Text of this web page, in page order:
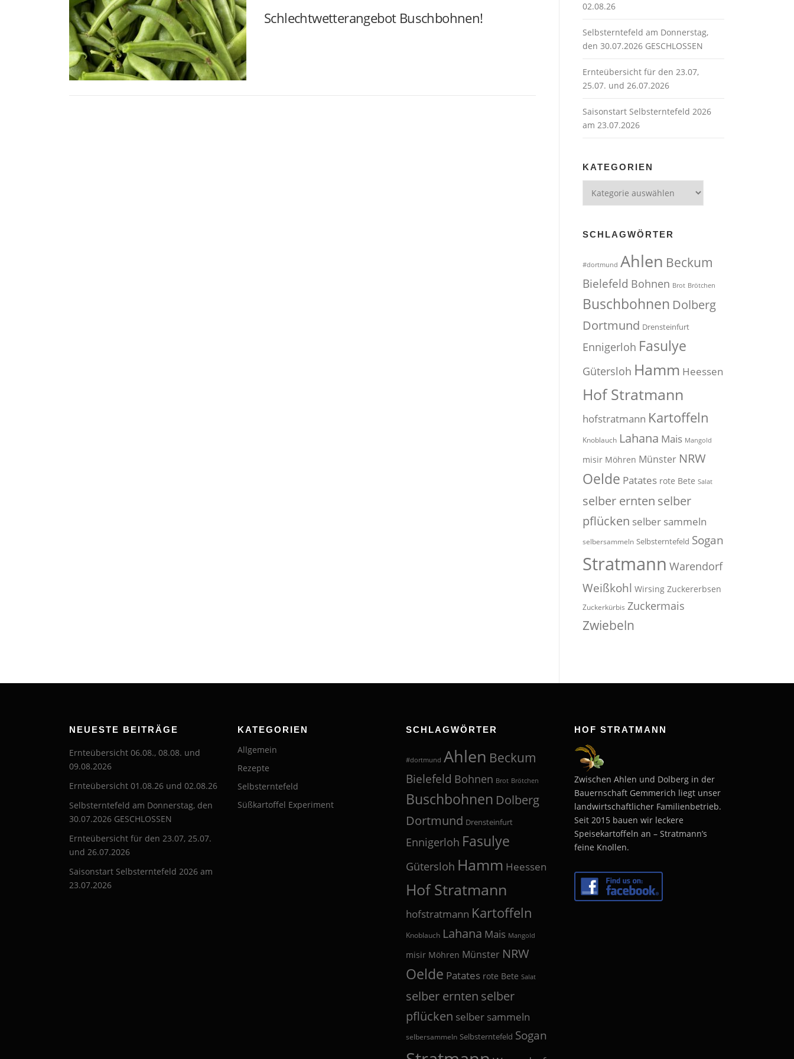
Schlechtwetterangebot Buschbohnen!
02.08.26
Selbsterntefeld am Donnerstag,
den 30.07.2026 GESCHLOSSEN
Ernteübersicht für den 23.07,
25.07. und 26.07.2026
Saisonstart Selbsterntefeld 2026
am 23.07.2026
KATEGORIEN
SCHLAGWÖRTER
#dortmund Ahlen Beckum
Bielefeld Bohnen Brot Brötchen
Buschbohnen Dolberg
Dortmund Drensteinfurt
Ennigerloh Fasulye
Gütersloh Hamm Heessen
Hof Stratmann
hofstratmann Kartoffeln
Knoblauch Lahana Mais Mangold
misir Möhren Münster NRW
Oelde Patates rote Bete Salat
selber ernten selber
pflücken selber sammeln
selbersammeln Selbsterntefeld Sogan
Stratmann Warendorf
Weißkohl Wirsing Zuckererbsen
Zuckerkürbis Zuckermais
Zwiebeln
NEUESTE BEITRÄGE
Ernteübersicht 06.08., 08.08. und
09.08.2026
Ernteübersicht 01.08.26 und 02.08.26
Selbsterntefeld am Donnerstag, den
30.07.2026 GESCHLOSSEN
Ernteübersicht für den 23.07, 25.07.
und 26.07.2026
Saisonstart Selbsterntefeld 2026 am
23.07.2026
KATEGORIEN
Allgemein
Rezepte
Selbsterntefeld
Süßkartoffel Experiment
SCHLAGWÖRTER
#dortmund Ahlen Beckum
Bielefeld Bohnen Brot Brötchen
Buschbohnen Dolberg
Dortmund Drensteinfurt
Ennigerloh Fasulye
Gütersloh Hamm Heessen
Hof Stratmann
hofstratmann Kartoffeln
Knoblauch Lahana Mais Mangold
misir Möhren Münster NRW
Oelde Patates rote Bete Salat
selber ernten selber
pflücken selber sammeln
selbersammeln Selbsterntefeld Sogan
HOF STRATMANN
Zwischen Ahlen und Dolberg in der
Bauernschaft Gemmerich liegt unser
landwirtschaftlicher Familienbetrieb.
Seit 2015 bauen wir leckere
Speisekartoffeln an – Stratmann’s
feine Knollen.